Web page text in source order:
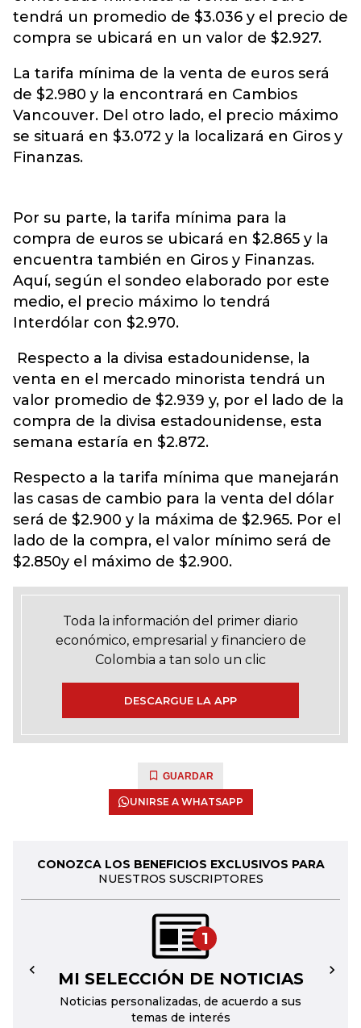
tendrá un promedio de $3.036 y el precio de
compra se ubicará en un valor de $2.927.
La tarifa mínima de la venta de euros será
de $2.980 y la encontrará en Cambios
Vancouver. Del otro lado, el precio máximo
se situará en $3.072 y la localizará en Giros y
Finanzas.
Por su parte, la tarifa mínima para la
compra de euros se ubicará en $2.865 y la
encuentra también en Giros y Finanzas.
Aquí, según el sondeo elaborado por este
medio, el precio máximo lo tendrá
Interdólar con $2.970.
Respecto a la divisa estadounidense, la
venta en el mercado minorista tendrá un
valor promedio de $2.939 y, por el lado de la
compra de la divisa estadounidense, esta
semana estaría en $2.872.
Respecto a la tarifa mínima que manejarán
las casas de cambio para la venta del dólar
será de $2.900 y la máxima de $2.965. Por el
lado de la compra, el valor mínimo será de
$2.850y el máximo de $2.900.
Toda la información del primer diario
económico, empresarial y financiero de
Colombia a tan solo un clic
DESCARGUE LA APP
GUARDAR
UNIRSE A WHATSAPP
CONOZCA LOS BENEFICIOS EXCLUSIVOS PARA
NUESTROS SUSCRIPTORES
1
MI SELECCIÓN DE NOTICIAS
Noticias personalizadas, de acuerdo a sus
temas de interés
← →